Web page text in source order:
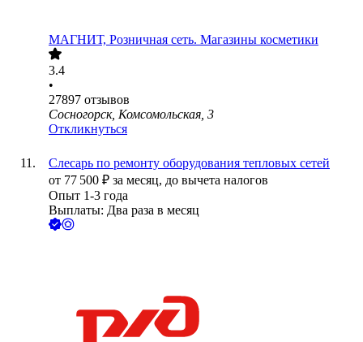
МАГНИТ, Розничная сеть. Магазины косметики
3.4
•
27897 отзывов
Сосногорск, Комсомольская, 3
Откликнуться
Слесарь по ремонту оборудования тепловых сетей
от 77 500 ₽ за месяц, до вычета налогов
Опыт 1-3 года
Выплаты: Два раза в месяц